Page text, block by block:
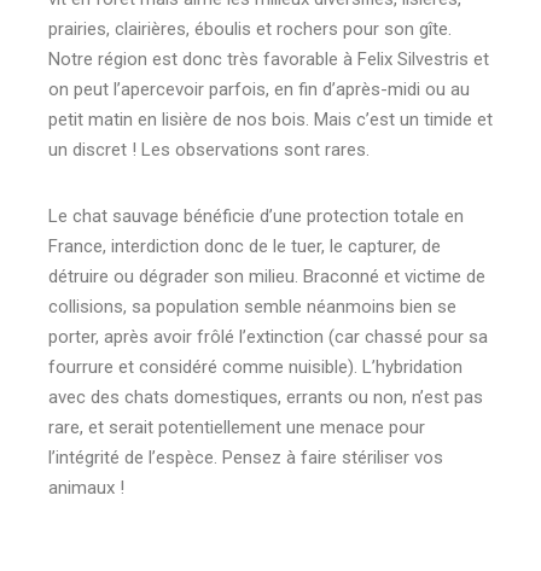
prairies, clairières, éboulis et rochers pour son gîte.
Notre région est donc très favorable à Felix Silvestris et
on peut l’apercevoir parfois, en fin d’après-midi ou au
petit matin en lisière de nos bois. Mais c’est un timide et
un discret ! Les observations sont rares.
Le chat sauvage bénéficie d’une protection totale en
France, interdiction donc de le tuer, le capturer, de
détruire ou dégrader son milieu. Braconné et victime de
collisions, sa population semble néanmoins bien se
porter, après avoir frôlé l’extinction (car chassé pour sa
fourrure et considéré comme nuisible). L’hybridation
avec des chats domestiques, errants ou non, n’est pas
rare, et serait potentiellement une menace pour
l’intégrité de l’espèce. Pensez à faire stériliser vos
animaux !